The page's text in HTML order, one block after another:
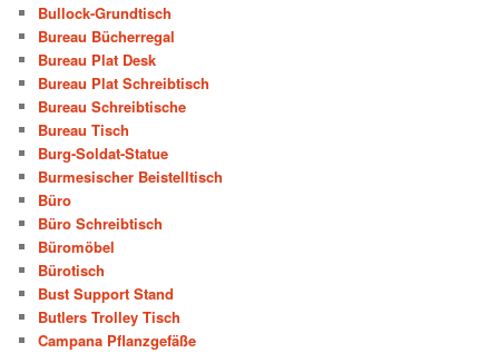
Bullock-Grundtisch
Bureau Bücherregal
Bureau Plat Desk
Bureau Plat Schreibtisch
Bureau Schreibtische
Bureau Tisch
Burg-Soldat-Statue
Burmesischer Beistelltisch
Büro
Büro Schreibtisch
Büromöbel
Bürotisch
Bust Support Stand
Butlers Trolley Tisch
Campana Pflanzgefäße